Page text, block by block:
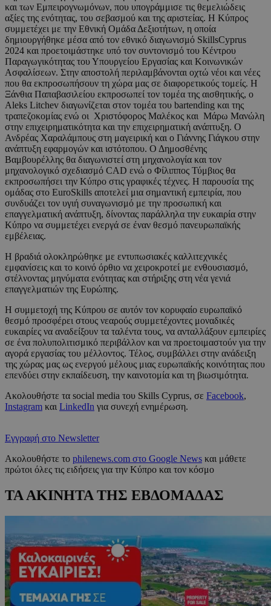
και των Εμπειρογνωμόνων, που υπογράμμισε τις θεμελιώδεις
αξίες της ενότητας, του σεβασμού και της αριστείας. Η Κύπρος
συμμετέχει με την Εθνική Ομάδα Δεξιοτήτων, η οποία
δημιουργήθηκε μέσα από τον εθνικό διαγωνισμό SkillsCyprus
2024 και προετοιμάστηκε υπό τον συντονισμό του Κέντρου
Παραγωγικότητας του Υπουργείου Εργασίας και Κοινωνικών
Ασφαλίσεων. Στην αποστολή περιλαμβάνονται οχτώ νέοι και νέες
που θα εκπροσωπήσουν τη χώρα μας σε διαφορετικούς τομείς. Η
Ξάνθια Παπαβασιλείου εκπροσωπεί τον τομέα της αισθητικής, ο
Aleks Litchev διαγωνίζεται στον τομέα του bartending και της
τραπεζοκομίας ενώ οι Χριστόφορος Μαλέκος και Μάρω Μανώλη
στην επιχειρηματικότητα και την επιχειρηματική ανάπτυξη. Ο
Ανδρέας Χαραλάμπους στη μαγειρική και ο Γιάννης Γιάγκου στην
ανάπτυξη εφαρμογών και ιστότοπου. Ο Δημοσθένης
Βαμβουρέλλης θα διαγωνιστεί στη μηχανολογία και τον
μηχανολογικό σχεδιασμό CAD ενώ ο Φίλιππος Τύμβιος θα
εκπροσωπήσει την Κύπρο στις γραφικές τέχνες. Η παρουσία της
ομάδας στο EuroSkills αποτελεί μια σημαντική εμπειρία, που
συνδυάζει τον υγιή συναγωνισμό με την προσωπική και
επαγγελματική ανάπτυξη, δίνοντας παράλληλα την ευκαιρία στην
Κύπρο να συμμετέχει ενεργά σε έναν θεσμό πανευρωπαϊκής
εμβέλειας.
Η βραδιά ολοκληρώθηκε με εντυπωσιακές καλλιτεχνικές
εμφανίσεις και το κοινό όρθιο να χειροκροτεί με ενθουσιασμό,
στέλνοντας μηνύματα ενότητας και στήριξης στη νέα γενιά
επαγγελματιών της Ευρώπης.
Η συμμετοχή της Κύπρου σε αυτόν τον κορυφαίο ευρωπαϊκό
θεσμό προσφέρει στους νεαρούς συμμετέχοντες μοναδικές
ευκαιρίες να αναδείξουν τα ταλέντα τους, να ανταλλάξουν εμπειρίες
σε ένα πολυπολιτισμικό περιβάλλον και να προετοιμαστούν για την
αγορά εργασίας του μέλλοντος. Τέλος, συμβάλλει στην ανάδειξη
της χώρας μας ως ενεργού μέλους μιας ευρωπαϊκής κοινότητας που
επενδύει στην εκπαίδευση, την καινοτομία και τη βιωσιμότητα.
Ακολουθήστε τα social media του Skills Cyprus, σε Facebook,
Instagram και LinkedIn για συνεχή ενημέρωση.
Εγγραφή στο Newsletter
Ακολουθήστε το philenews.com στο Google News και μάθετε
πρώτοι όλες τις ειδήσεις για την Κύπρο και τον κόσμο
ΤΑ ΑΚΙΝΗΤΑ ΤΗΣ ΕΒΔΟΜΑΔΑΣ